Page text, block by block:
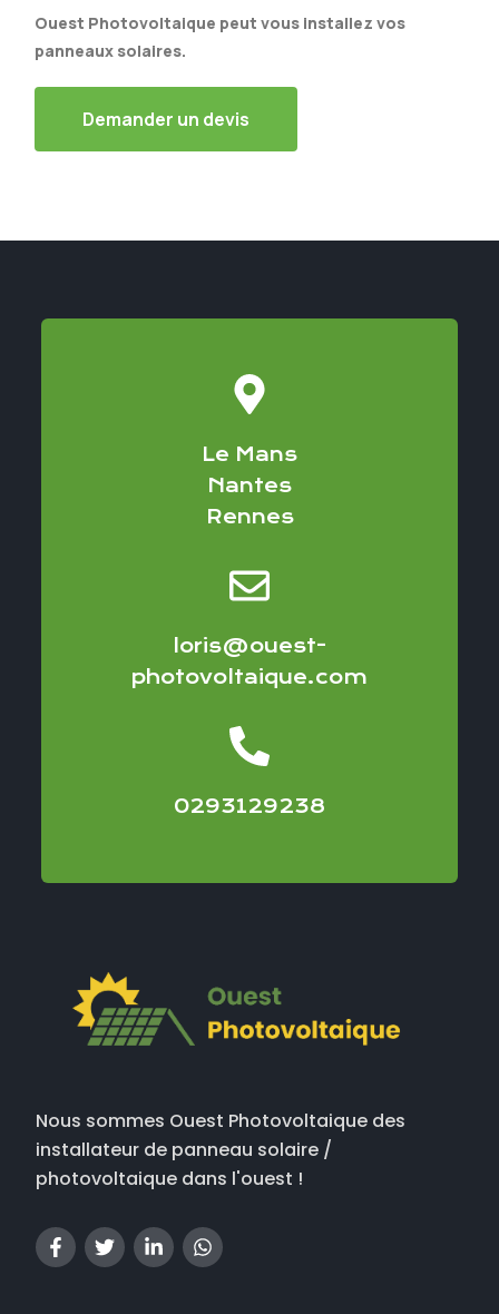
Ouest Photovoltaique peut vous installez vos
panneaux solaires.
Demander un devis
Le Mans
Nantes
Rennes
loris@ouest-
photovoltaique.com
0293129238
Nous sommes Ouest Photovoltaique des
installateur de panneau solaire /
photovoltaique dans l'ouest !